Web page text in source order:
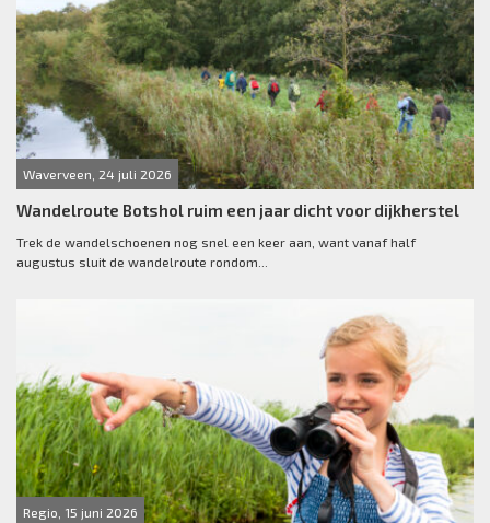
Waverveen, 24 juli 2026
Wandelroute Botshol ruim een jaar dicht voor dijkherstel
Trek de wandelschoenen nog snel een keer aan, want vanaf half
augustus sluit de wandelroute rondom...
Regio, 15 juni 2026